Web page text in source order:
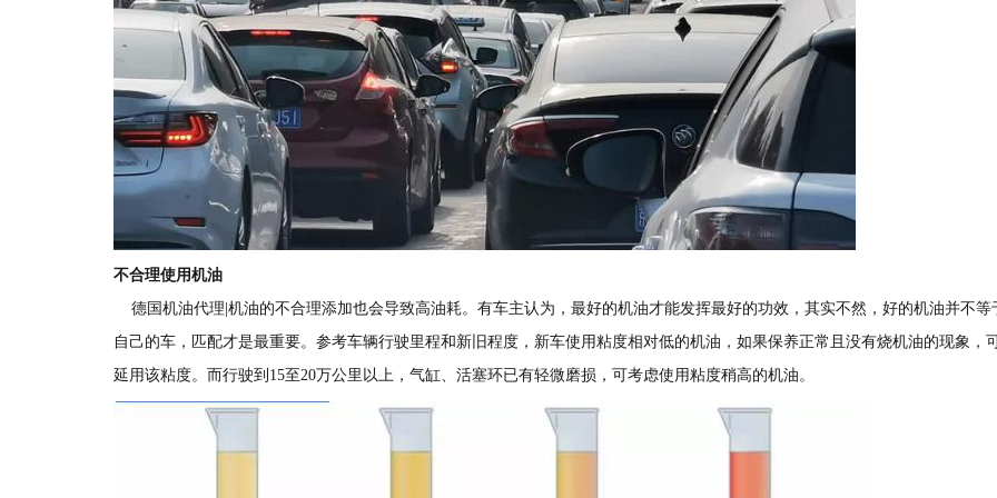
不合理使用机油
德国机油代理|机油的不合理添加也会导致高油耗。有车主认为，最好的机油才能发挥最好的功效，其实不然，好的机油并不等
自己的车，匹配才是最重要。参考车辆行驶里程和新旧程度，新车使用粘度相对低的机油，如果保养正常且没有烧机油的现象，
延用该粘度。而行驶到15至20万公里以上，气缸、活塞环已有轻微磨损，可考虑使用粘度稍高的机油。